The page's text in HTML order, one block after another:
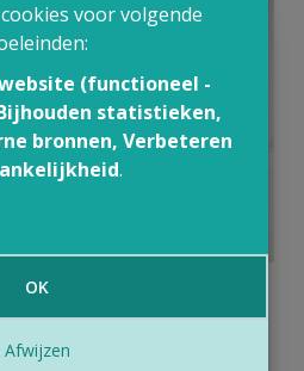
bij een kind
basis ligt. Het is soms
voor volgende
(functioneel -
statistieken,
bronnen, Verbeteren
.
OK
Afwijzen